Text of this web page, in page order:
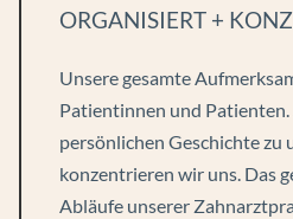
ORGANISIERT +
Unsere gesamte
Patientinnen und
persönlichen Geschichte zu
konzentrieren wir uns. Das
Abläufe unserer